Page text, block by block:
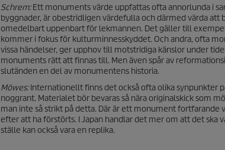
Schrem:Ett monuments värde uppfattas ofta annorlunda i
byggnader, är obestridligen värdefulla och därmed värda att
omedelbart uppenbart för lekmannen. Det gäller till
kommer i fokus för kulturminnesskyddet. Och andra, ofta
vissa händelser, ger upphov till motstridiga känslor under
monuments rätt att finnas till. Men även spår av
slutänden en del av monumentens historia.
Möwes:Internationellt finns det också ofta olika synpunkter
noggrant. Materialet bör bevaras så nära originalskick som
man inte så strikt på detta. Där är ett monument
efter att ha förstörts. I Japan handlar det mer om att det ska
ställe kan också vara en replika.